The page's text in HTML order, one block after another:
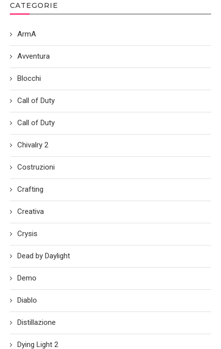
CATEGORIE
ArmA
Avventura
Blocchi
Call of Duty
Call of Duty
Chivalry 2
Costruzioni
Crafting
Creativa
Crysis
Dead by Daylight
Demo
Diablo
Distillazione
Dying Light 2